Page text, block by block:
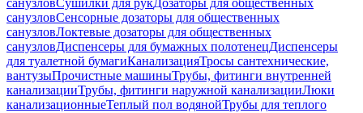
санузловСушилки для рукДозаторы для общественных
санузловСенсорные дозаторы для общественных
санузловЛоктевые дозаторы для общественных
санузловДиспенсеры для бумажных полотенецДиспенсеры
для туалетной бумагиКанализацияТросы сантехнические,
вантузыПрочистные машиныТрубы, фитинги внутренней
канализацииТрубы, фитинги наружной канализацииЛюки
канализационныеТеплый пол водянойТрубы для теплого